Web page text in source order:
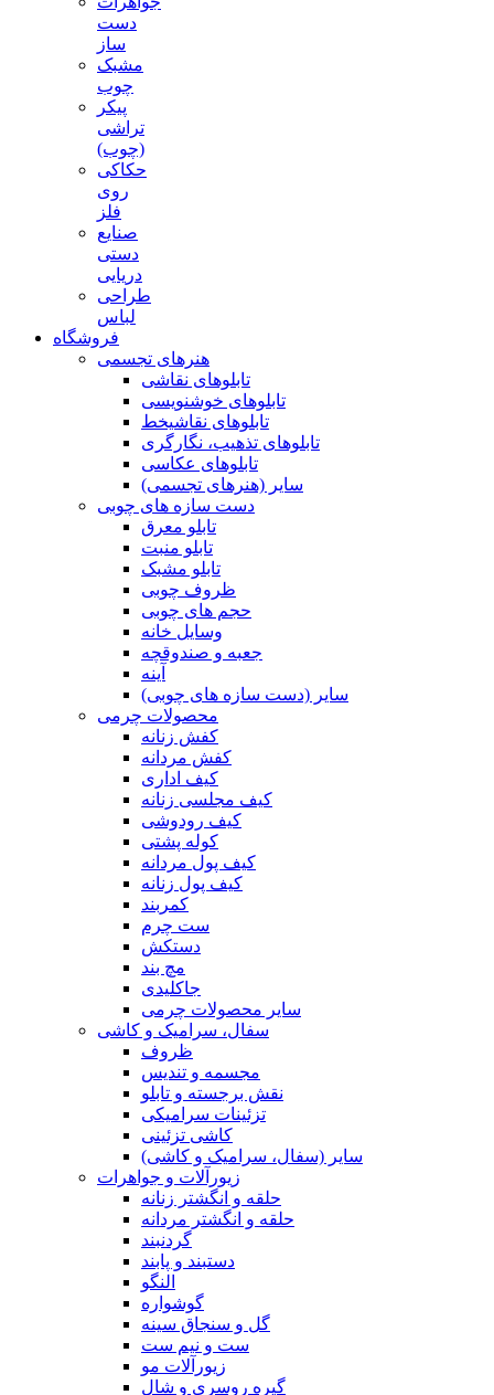
دست
ساز
مشبک
چوب
پیکر
تراشی
(چوب)
حکاکی
روی
فلز
صنایع
دستی
دریایی
طراحی
لباس
فروشگاه
هنرهای تجسمی
تابلوهای نقاشی
تابلوهای خوشنویسی
تابلوهای نقاشیخط
تابلوهای تذهیب، نگارگری
تابلوهای عکاسی
سایر (هنرهای تجسمی)
دست سازه های چوبی
تابلو معرق
تابلو منبت
تابلو مشبک
ظروف چوبی
حجم های چوبی
وسایل خانه
جعبه و صندوقچه
آینه
سایر (دست سازه های چوبی)
محصولات چرمی
کفش زنانه
کفش مردانه
کیف اداری
کیف مجلسی زنانه
کیف رودوشی
کوله پشتی
کیف پول مردانه
کیف پول زنانه
کمربند
ست چرم
دستکش
مچ بند
جاکلیدی
سایر محصولات چرمی
سفال، سرامیک و کاشی
ظروف
مجسمه و تندیس
نقش برجسته و تابلو
تزئینات سرامیکی
کاشی تزئینی
سایر (سفال، سرامیک و کاشی)
زیورآلات و جواهرات
حلقه و انگشتر زنانه
حلقه و انگشتر مردانه
گردنبند
دستبند و پابند
النگو
گوشواره
گل و سنجاق سینه
ست و نیم ست
زیورآلات مو
گیره روسری و شال